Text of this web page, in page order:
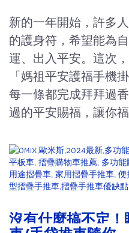
新的一年開始，許多
的護身符，希望能為
運、出入平安。這次
「媽祖平安護福手機
每一條都完成拜拜過
過的平安賜福，讓你
沒有什麼搞不定